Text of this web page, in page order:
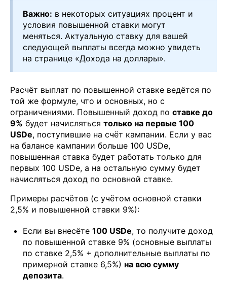
Важно: в некоторых ситуациях процент и
условия повышенной ставки могут
меняться. Актуальную ставку для вашей
следующей выплаты всегда можно увидеть
на странице «Дохода на доллары».
Расчёт выплат по повышенной ставке ведётся по
той же формуле, что и основных, но с
ограничениями. Повышенный доход по ставке до
9% будет начисляться только на первые 100
USDe, поступившие на счёт кампании. Если у вас
на балансе кампании больше 100 USDe,
повышенная ставка будет работать только для
первых 100 USDe, а на остальную сумму будет
начисляться доход по основной ставке.
Примеры расчётов (с учётом основной ставки
2,5% и повышенной ставки 9%):
Если вы внесёте 100 USDe, то получите доход
по повышенной ставке 9% (основные выплаты
по ставке 2,5% + дополнительные выплаты по
примерной ставке 6,5%) на всю сумму
депозита.